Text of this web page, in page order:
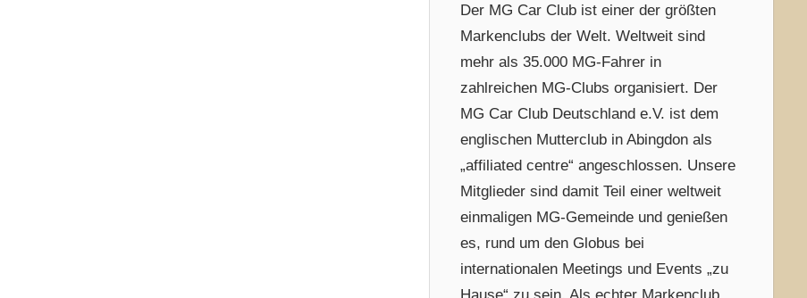
Der MG Car Club ist einer der größten
Markenclubs der Welt. Weltweit sind
mehr als 35.000 MG-Fahrer in
zahlreichen MG-Clubs organisiert. Der
MG Car Club Deutschland e.V. ist dem
englischen Mutterclub in Abingdon als
„affiliated centre“ angeschlossen. Unsere
Mitglieder sind damit Teil einer weltweit
einmaligen MG-Gemeinde und genießen
es, rund um den Globus bei
internationalen Meetings und Events „zu
Hause“ zu sein. Als echter Markenclub